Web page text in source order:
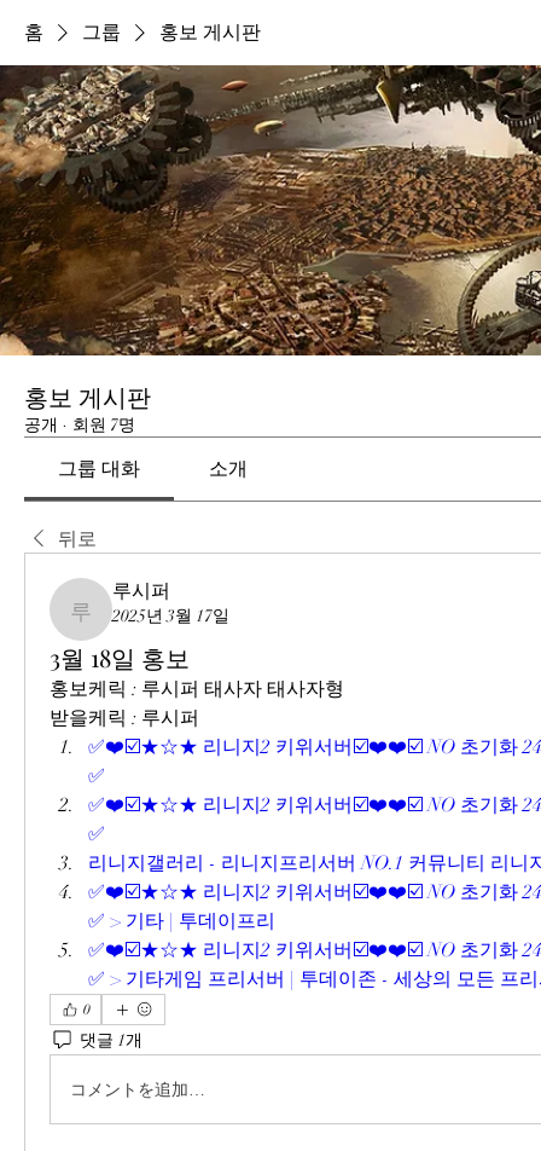
홈 그룹 홍보 게시판
홍보 게시판
공개 · 회원 7명
그룹 대화 소개
뒤로
루시퍼
루시퍼
2025년 3월 17일
3월 18일 홍보
홍보케릭 : 루시퍼 태사자 태사자형
받을케릭 : 루시퍼
✅❤️☑️★☆★ 리니지2 키위서버☑️❤️❤️☑️ NO 초기화
✅
✅❤️☑️★☆★ 리니지2 키위서버☑️❤️❤️☑️ NO 초기화
✅
리니지갤러리 - 리니지프리서버 NO.1 커뮤니티 리니
✅❤️☑️★☆★ 리니지2 키위서버☑️❤️❤️☑️ NO 초기화
✅ > 기타 | 투데이프리
✅❤️☑️★☆★ 리니지2 키위서버☑️❤️❤️☑️ NO 초기화
✅ > 기타게임 프리서버 | 투데이존 - 세상의 모든 프
0
댓글 1개
コメントを追加…